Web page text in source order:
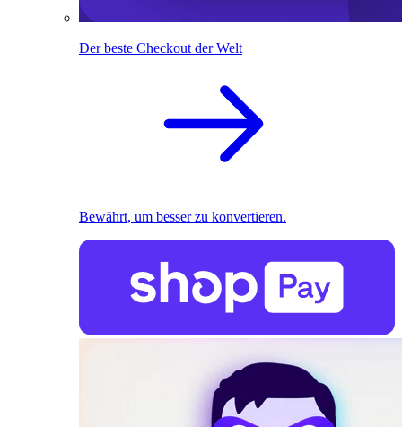
Der beste Checkout der Welt
Bewährt, um besser zu konvertieren.